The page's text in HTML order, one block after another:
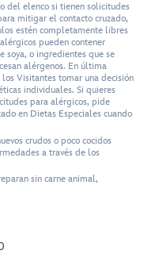
del elenco si tienen solicitudes
mitigar el contacto cruzado,
estén completamente libres
pueden contener
soya, o ingredientes que se
alérgenos. En última
Visitantes tomar una decisión
individuales. Si quieres
para alérgicos, pide
en Dietas Especiales cuando
crudos o poco cocidos
a través de los
sin carne animal,